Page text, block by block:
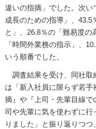
違いの指摘」でした。次
成長のための指導」、43.5
と」、26.8％の「難易度
「時間外業務の指示」、
いう順番でした。
調査結果を受け、同社取
は「新入社員に限らず若
摘』や『上司・先輩目線
司や先輩に気を使わずに
りました」と振り返りつつ